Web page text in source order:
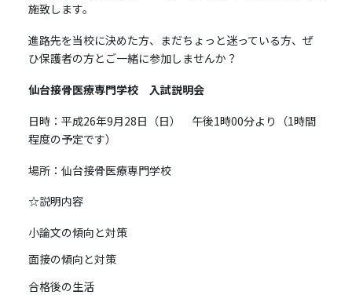
施致します。
進路先を当校に決めた方、まだちょっと迷っている方、ぜ
ひ保護者の方とご一緒に参加しませんか？
仙台接骨医療専門学校 入試説明会
日時：平成26年9月28日（日） 午後1時00分より（1時間
程度の予定です）
場所：仙台接骨医療専門学校
☆説明内容
小論文の傾向と対策
面接の傾向と対策
合格後の生活